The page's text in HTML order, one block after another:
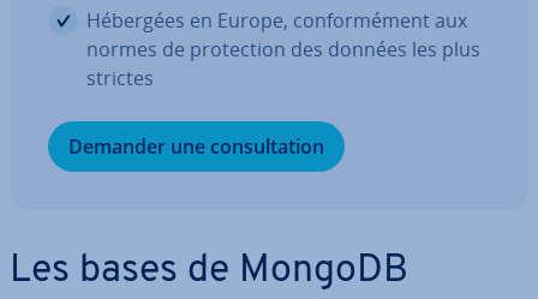
Hébergées en Europe, con­for­mé­ment aux
normes de pro­tec­tion des données les plus
strictes
Demander une con­sul­ta­tion
Les bases de MongoDB